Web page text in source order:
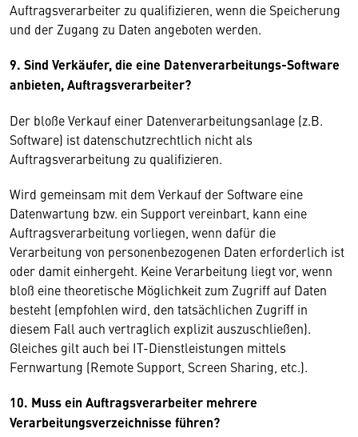
Auftragsverarbeiter zu qualifizieren, wenn die Speicherung
und der Zugang zu Daten angeboten werden.
9. Sind Verkäufer, die eine Datenverarbeitungs-Software
anbieten, Auftragsverarbeiter?
Der bloße Verkauf einer Datenverarbeitungsanlage (z.B.
Software) ist datenschutzrechtlich nicht als
Auftragsverarbeitung zu qualifizieren.
Wird gemeinsam mit dem Verkauf der Software eine
Datenwartung bzw. ein Support vereinbart, kann eine
Auftragsverarbeitung vorliegen, wenn dafür die
Verarbeitung von personenbezogenen Daten erforderlich ist
oder damit einhergeht. Keine Verarbeitung liegt vor, wenn
bloß eine theoretische Möglichkeit zum Zugriff auf Daten
besteht (empfohlen wird, den tatsächlichen Zugriff in
diesem Fall auch vertraglich explizit auszuschließen).
Gleiches gilt auch bei IT-Dienstleistungen mittels
Fernwartung (Remote Support, Screen Sharing, etc.).
10. Muss ein Auftragsverarbeiter mehrere
Verarbeitungsverzeichnisse führen?